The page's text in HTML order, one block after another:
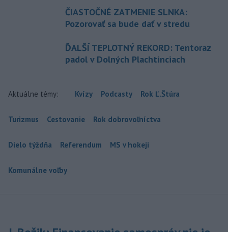
ČIASTOČNÉ ZATMENIE SLNKA:
Pozorovať sa bude dať v stredu
ĎALŠÍ TEPLOTNÝ REKORD: Tentoraz
padol v Dolných Plachtinciach
Aktuálne témy: Kvízy Podcasty Rok Ľ.Štúra
Turizmus Cestovanie Rok dobrovoľníctva
Dielo týždňa Referendum MS v hokeji
Komunálne voľby